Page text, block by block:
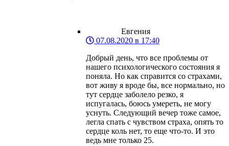
Евгения
07.08.2020 в 17:40
Добрый день, что все проблемы от
нашего психологического состояния я
поняла. Но как справится со страхами,
вот живу я вроде бы, все нормально, но
тут сердце заболело резко, я
испугалась, боюсь умереть, не могу
уснуть. Следующий вечер тоже самое,
легла спать с чувством страха, опять то
сердце коль нет, то еще что-то. И это
ведь мне только 25.